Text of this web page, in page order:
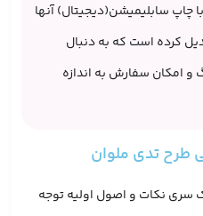
چاپ سابلیمیشن(دیجیتال) آنها
کرده است که به دنبال
و امکان سفارش به اندازه
طرح تدی ملوان
سری نکات و اصول اولیه توجه